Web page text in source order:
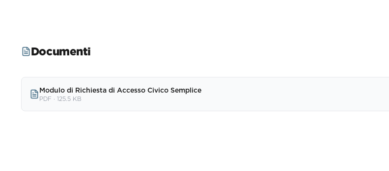
Documenti
Modulo di Richiesta di Accesso Civico Semplice
PDF · 125.5 KB